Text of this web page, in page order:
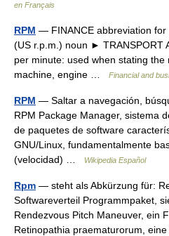
en Français
RPM — FINANCE abbreviation for
(US r.p.m.) noun ► TRANSPORT
per minute: used when stating
machine, engine …
Financial and
RPM — Saltar a navegación,
RPM Package Manager, sistema
de paquetes de software
GNU/Linux, fundamentalmente
(velocidad) …
Wikipedia Español
Rpm — steht als Abkürzung für:
Softwareverteil Programmpaket,
Rendezvous Pitch Maneuver, ein
Retinopathia praematurorum,